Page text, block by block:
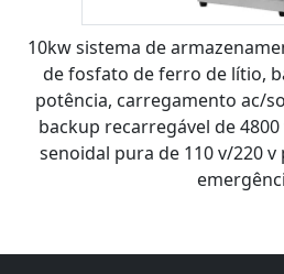
10kw sistema de
de fosfato de ferro de lítio,
potência, carregamento ac/
backup recarregável de
senoidal pura de 110 v/220